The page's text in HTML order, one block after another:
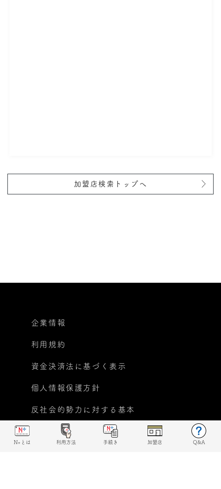
加盟店検索トップへ
© 2019 N+ All rights reserved.
企業情報
利用規約
資金決済法に基づく表示
個人情報保護方針
反社会的勢力に対する基本
方針宣言
N+とは 利用方法 手続き 加盟店 Q&A